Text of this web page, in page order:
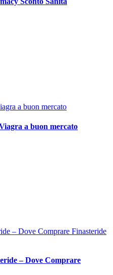
a buon mercato
a buon mercato
– Dove Comprare Finasteride
– Dove Comprare